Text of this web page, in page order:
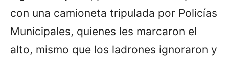
con una camioneta tripulada por Policías
Municipales, quienes les marcaron el
alto, mismo que los ladrones ignoraron y